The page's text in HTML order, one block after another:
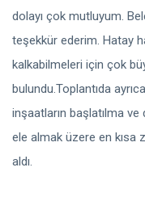
dolayı çok mutluyum.
teşekkür ederim. Hatay
kalkabilmeleri için çok
bulundu.Toplantıda
inşaatların başlatılma
ele almak üzere en kısa
aldı.